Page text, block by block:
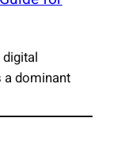
a dominant